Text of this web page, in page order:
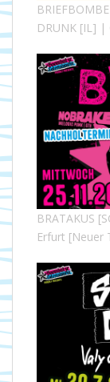
DRUNK [IL] |
BRATAKUS
Erfurt [Neuer